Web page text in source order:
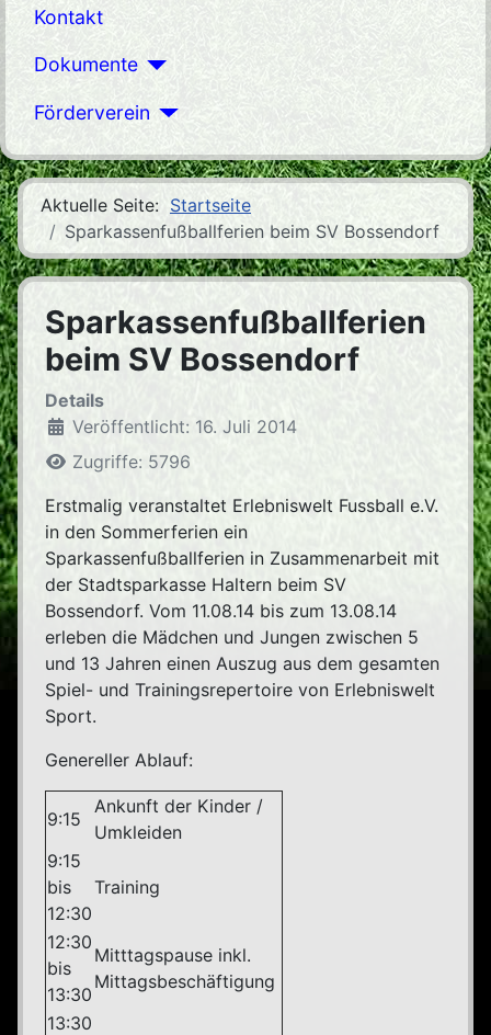
Kontakt
Dokumente
Förderverein
Aktuelle Seite: Startseite
Sparkassenfußballferien beim SV Bossendorf
Sparkassenfußballferien
beim SV Bossendorf
Details
Veröffentlicht: 16. Juli 2014
Zugriffe: 5796
Erstmalig veranstaltet Erlebniswelt Fussball e.V.
in den Sommerferien ein
Sparkassenfußballferien in Zusammenarbeit mit
der Stadtsparkasse Haltern beim SV
Bossendorf. Vom 11.08.14 bis zum 13.08.14
erleben die Mädchen und Jungen zwischen 5
und 13 Jahren einen Auszug aus dem gesamten
Spiel- und Trainingsrepertoire von Erlebniswelt
Sport.
Genereller Ablauf:
9:15
Ankunft der Kinder /
Umkleiden
9:15
bis
12:30
Training
12:30
bis
13:30
Mitttagspause inkl.
Mittagsbeschäftigung
13:30